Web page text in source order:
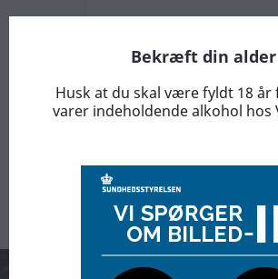
Viser 1-3 af 3 element(er)
Bekræft din alder
Husk at du skal være fyldt 18 år
varer indeholdende alkohol hos